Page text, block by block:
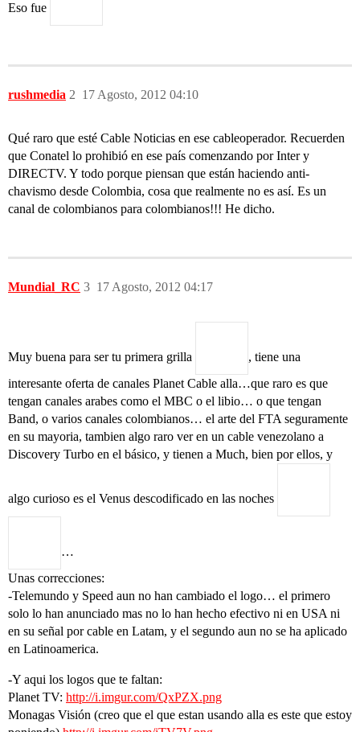
Eso fue
rushmedia 17 Agosto, 2012 04:10
2
Qué raro que esté Cable Noticias en ese cableoperador. Recuerden
que Conatel lo prohibió en ese país comenzando por Inter y
DIRECTV. Y todo porque piensan que están haciendo anti-
chavismo desde Colombia, cosa que realmente no es así. Es un
canal de colombianos para colombianos!!! He dicho.
Mundial_RC 17 Agosto, 2012 04:17
3
Muy buena para ser tu primera grilla
, tiene una
interesante oferta de canales Planet Cable alla…que raro es que
tengan canales arabes como el MBC o el libio… o que tengan
Band, o varios canales colombianos… el arte del FTA seguramente
en su mayoria, tambien algo raro ver en un cable venezolano a
Discovery Turbo en el básico, y tienen a Much, bien por ellos, y
algo curioso es el Venus descodificado en las noches
…
Unas correcciones:
-Telemundo y Speed aun no han cambiado el logo… el primero
solo lo han anunciado mas no lo han hecho efectivo ni en USA ni
en su señal por cable en Latam, y el segundo aun no se ha aplicado
en Latinoamerica.
-Y aqui los logos que te faltan:
Planet TV: http://i.imgur.com/QxPZX.png
Monagas Visión (creo que el que estan usando alla es este que estoy